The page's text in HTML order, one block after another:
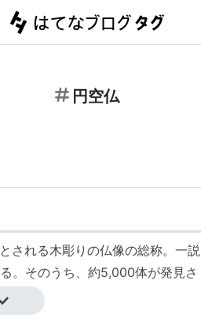
円空仏
される木彫りの仏像の総称。一説
。そのうち、約5,000体が発見さ